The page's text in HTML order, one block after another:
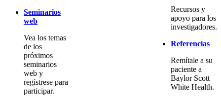
Seminarios
web
Vea los temas
de los
próximos
seminarios
web y
regístrese para
participar.
Recursos y
apoyo para los
investigadores.
Referencias
Remítale a su
paciente a
Baylor Scott
White Health.